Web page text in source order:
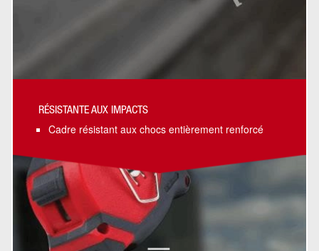
RÉSISTANTE AUX IMPACTS
Cadre résistant aux chocs entièrement renforcé